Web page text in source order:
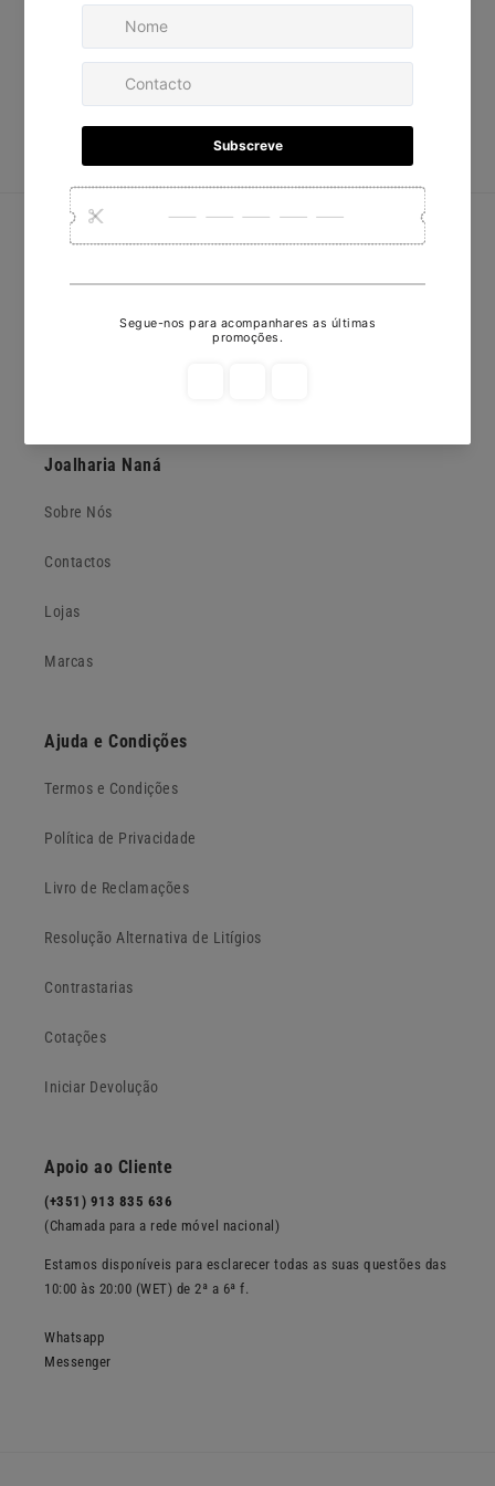
Redes Sociais
FacebookInstagram
Subscreva a nossa newsletter
Joalharia Naná
Sobre Nós
Contactos
Lojas
Marcas
Ajuda e Condições
Termos e Condições
Política de Privacidade
Livro de Reclamações
Resolução Alternativa de Litígios
Contrastarias
Cotações
Iniciar Devolução
Apoio ao Cliente
(+351) 913 835 636
(Chamada para a rede móvel nacional)
Estamos disponíveis para esclarecer todas as suas questões das
10:00 às 20:00 (WET) de 2ª a 6ª f.
Whatsapp
Messenger